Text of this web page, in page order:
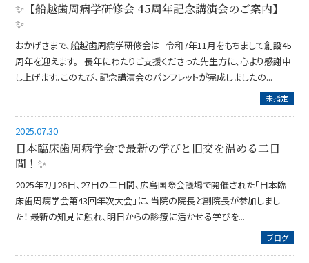
✨【船越歯周病学研修会 45周年記念講演会のご案内】
✨
おかげさまで、船越歯周病学研修会は 令和7年11月をもちまして創設45
周年を迎えます。 長年にわたりご支援くださった先生方に、心より感謝申
し上げます。このたび、記念講演会のパンフレットが完成しましたの...
未指定
2025.07.30
日本臨床歯周病学会で最新の学びと旧交を温める二日
間！✨
2025年7月26日、27日の二日間、広島国際会議場で開催された「日本臨
床歯周病学会第43回年次大会」に、当院の院長と副院長が参加しまし
た！ 最新の知見に触れ、明日からの診療に活かせる学びを...
ブログ